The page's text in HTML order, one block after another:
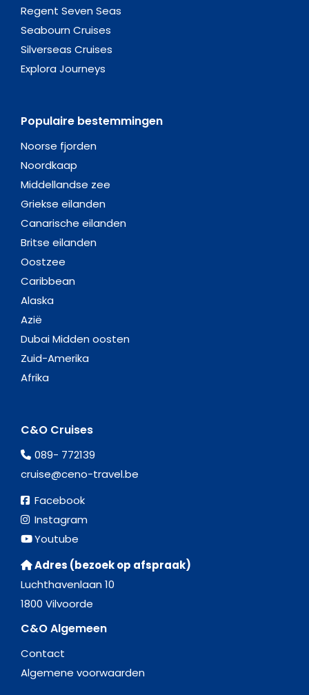
Regent Seven Seas
Seabourn Cruises
Silverseas Cruises
Explora Journeys
Populaire bestemmingen
Noorse fjorden
Noordkaap
Middellandse zee
Griekse eilanden
Canarische eilanden
Britse eilanden
Oostzee
Caribbean
Alaska
Azië
Dubai Midden oosten
Zuid-Amerika
Afrika
C&O Cruises
089- 772139
cruise@ceno-travel.be
Facebook
Instagram
Youtube
Adres (bezoek op afspraak)
Luchthavenlaan 10
1800 Vilvoorde
C&O Algemeen
Contact
Algemene voorwaarden